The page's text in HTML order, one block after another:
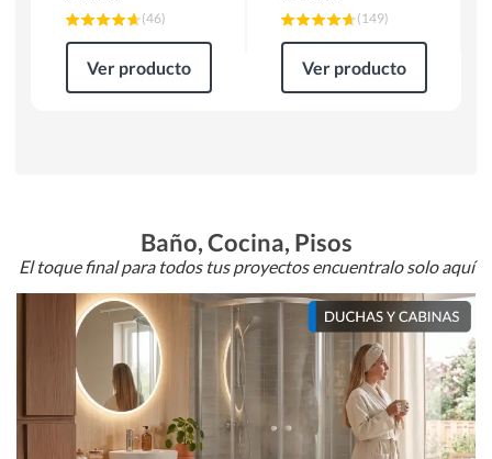
(46)
Ver producto
(149)
Ver producto
Baño, Cocina, Pisos
El toque final para todos tus proyectos encuentralo solo aquí